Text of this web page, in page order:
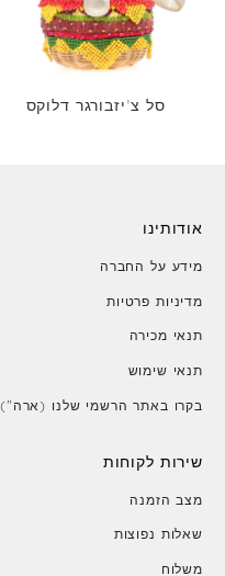
סל צ'יזבורגר דלוקס
אודותינו
מידע על החברה
מדיניות פרטיות
תנאי מכירה
תנאי שימוש
בקרו באתר הרשמי שלנו (ארה")
שירות לקוחות
מצב הזמנה
שאלות נפוצות
משלוח